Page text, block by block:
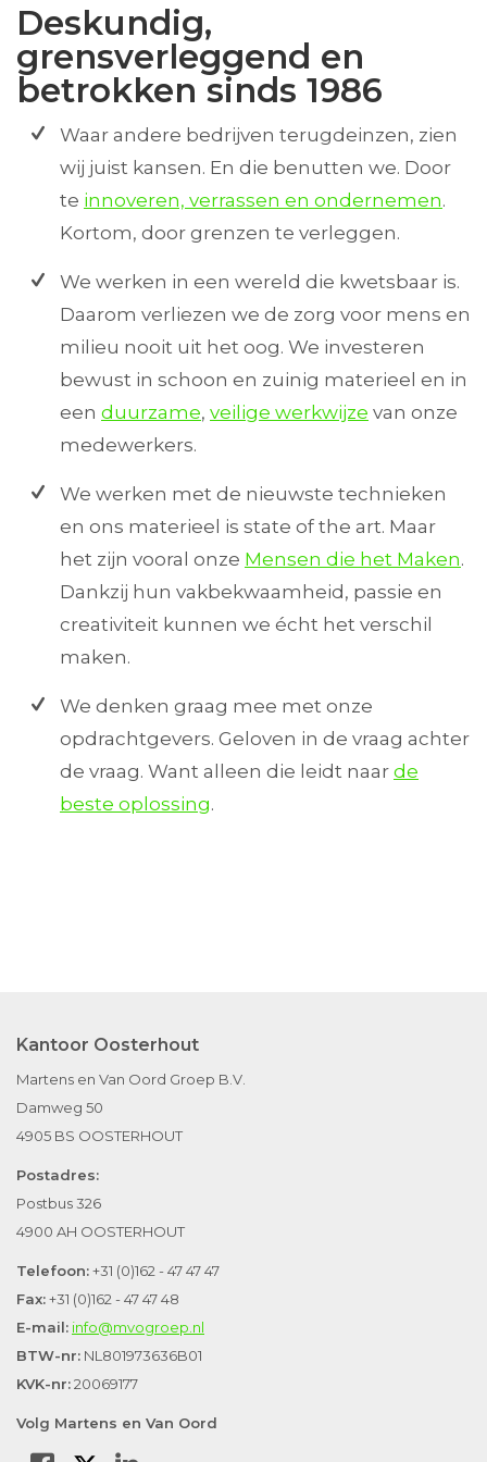
Deskundig,
grensverleggend en
betrokken sinds 1986
Waar andere bedrijven terugdeinzen, zien
wij juist kansen. En die benutten we. Door
te innoveren, verrassen en ondernemen.
Kortom, door grenzen te verleggen.
We werken in een wereld die kwetsbaar is.
Daarom verliezen we de zorg voor mens en
milieu nooit uit het oog. We investeren
bewust in schoon en zuinig materieel en in
een duurzame, veilige werkwijze van onze
medewerkers.
We werken met de nieuwste technieken
en ons materieel is state of the art. Maar
het zijn vooral onze Mensen die het Maken.
Dankzij hun vakbekwaamheid, passie en
creativiteit kunnen we écht het verschil
maken.
We denken graag mee met onze
opdrachtgevers. Geloven in de vraag achter
de vraag. Want alleen die leidt naar de
beste oplossing.
Kantoor Oosterhout
Martens en Van Oord Groep B.V.
Damweg 50
4905 BS OOSTERHOUT
Postadres:
Postbus 326
4900 AH OOSTERHOUT
Telefoon:+31 (0)162 - 47 47 47
Fax:+31 (0)162 - 47 47 48
E-mail: info@mvogroep.nl
BTW-nr: NL801973636B01
KVK-nr:20069177
Volg Martens en Van Oord